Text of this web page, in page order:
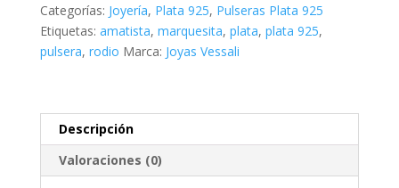
ZIRCONITA
cantidad
Categorías: Joyería, Plata 925, Pulseras Plata 925
Etiquetas: amatista, marquesita, plata, plata 925,
pulsera, rodio Marca: Joyas Vessali
Descripción
Valoraciones (0)